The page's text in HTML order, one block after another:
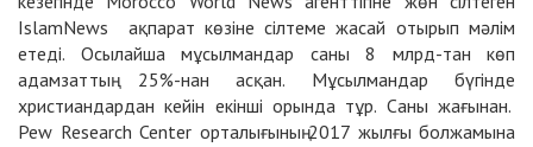
IslamNews ақпарат көзіне сілтеме жасай отырып мәлім
етеді. Осылайша мұсылмандар саны 8 млрд-тан көп
адамзаттың 25%-нан асқан. Мұсылмандар бүгінде
христиандардан кейін екінші орында тұр. Саны жағынан.
Pew Research Center орталығының 2017 жылғы болжамына